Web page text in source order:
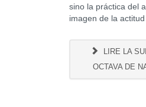
sino la práctica del
imagen de la
LIRE LA
OCTAVA DE